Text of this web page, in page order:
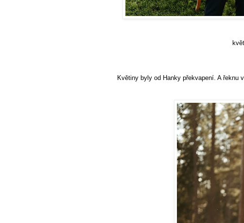
Květiny byly od Hanky překvapení. A